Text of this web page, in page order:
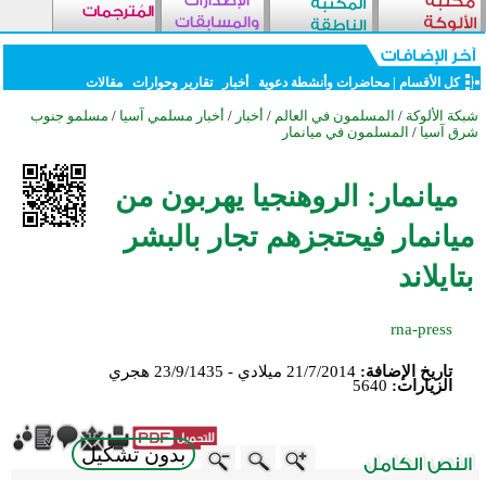
كل الأقسام |محاضرات وأنشطة دعوية أخبار تقارير وحوارات مقالات
شبكة الألوكة / المسلمون في العالم / أخبار / أخبار مسلمي آسيا / مسلمو جنوب
شرق آسيا / المسلمون في ميانمار
ميانمار: الروهنجيا يهربون من
ميانمار فيحتجزهم تجار بالبشر
بتايلاند
rna-press
تاريخ الإضافة: 21/7/2014 ميلادي - 23/9/1435 هجري
الزيارات: 5640
بدون تشكيل